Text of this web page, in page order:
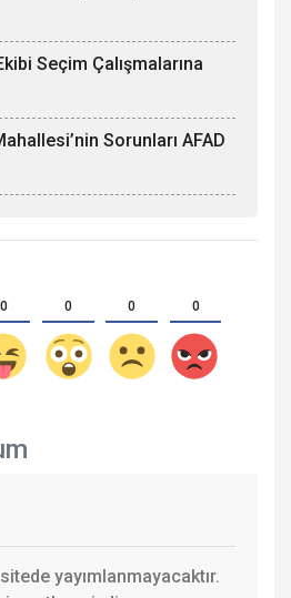
Seçim Çalışmalarına
Sorunları AFAD
0 0 0 0
yayımlanmayacaktır.